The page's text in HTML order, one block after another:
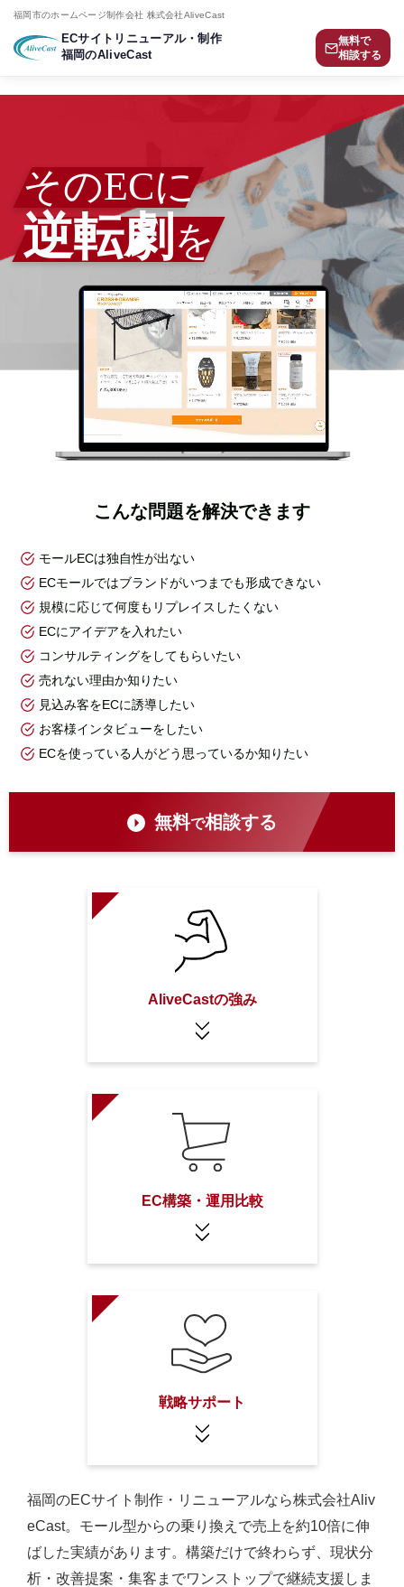
ECサイトリニューアル・制作
福岡のAliveCast
福岡市のホームページ制作会社 株式会社AliveCast
無料で
相談する
そのECに
逆転劇 を
こんな問題を解決できます
モールECは独自性が出ない
ECモールではブランドがいつまでも形成できない
規模に応じて何度もリプレイスしたくない
ECにアイデアを入れたい
コンサルティングをしてもらいたい
売れない理由か知りたい
見込み客をECに誘導したい
お客様インタビューをしたい
ECを使っている人がどう思っているか知りたい
無料で相談する
AliveCastの強み
EC構築・運用比較
戦略サポート
福岡のECサイト制作・リニューアルなら株式会社Aliv
eCast。モール型からの乗り換えで売上を約10倍に伸
ばした実績があります。構築だけで終わらず、現状分
析・改善提案・集客までワンストップで継続支援しま